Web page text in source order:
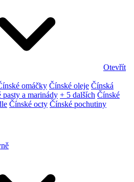
Otevřít
omáčky Čínské oleje Čínská
pasty a marinády + 5 dalších Čínské
Čínské octy Čínské pochutiny